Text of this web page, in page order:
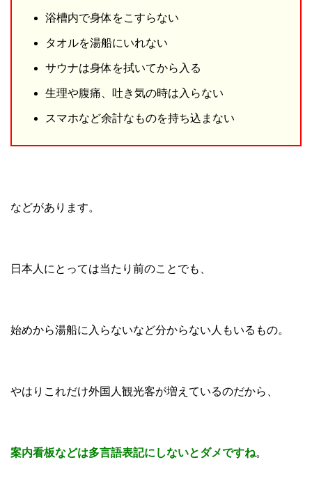
浴槽内で身体をこすらない
タオルを湯船にいれない
サウナは身体を拭いてから入る
生理や腹痛、吐き気の時は入らない
スマホなど余計なものを持ち込まない
などがあります。
日本人にとっては当たり前のことでも、
始めから湯船に入らないなど分からない人もいるもの。
やはりこれだけ外国人観光客が増えているのだから、
案内看板などは多言語表記にしないとダメですね。